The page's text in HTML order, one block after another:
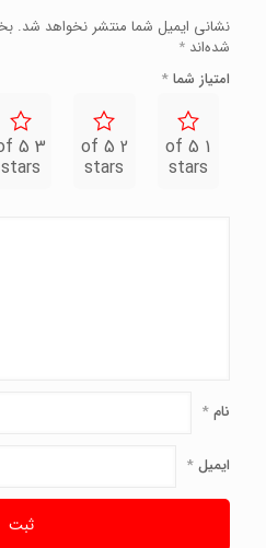
نشانی ایمیل شما منتشر نخواهد شد.
شده‌اند *
امتیاز شما*
1 of 5
stars
2 of 5
stars
of 5
stars
نام*
ایمیل*